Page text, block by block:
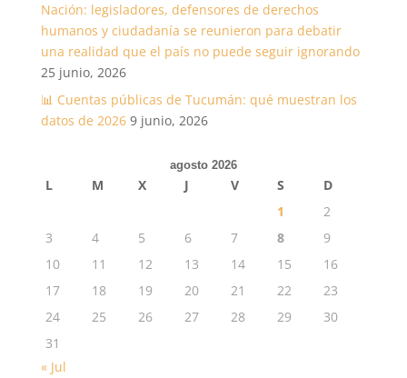
Nación: legisladores, defensores de derechos
humanos y ciudadanía se reunieron para debatir
una realidad que el país no puede seguir ignorando
25 junio, 2026
📊 Cuentas públicas de Tucumán: qué muestran los
datos de 2026 9 junio, 2026
agosto 2026
L M X J V S
D
1
2
3
4 5 6 7 8
9
10
11 12 13 14 15
16
17
18 19 20 21 22
23
24
25 26 27 28 29
30
31
« Jul